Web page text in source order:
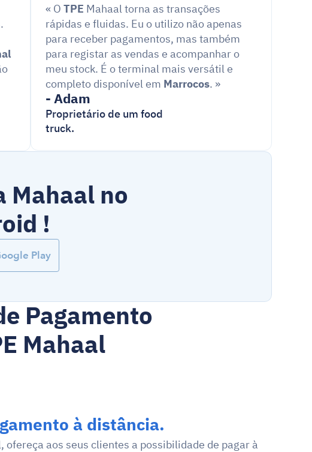
« O TPE Mahaal torna as transações
rápidas e fluidas. Eu o utilizo não apenas
para receber pagamentos, mas também
para registar as vendas e acompanhar o
meu stock. É o terminal mais versátil e
completo disponível em Marrocos. »
- Adam
Proprietário de um food
truck.
Mahaal no
!
Play
Pagamento
Mahaal
à distância.
ofereça aos seus clientes a possibilidade de pagar à